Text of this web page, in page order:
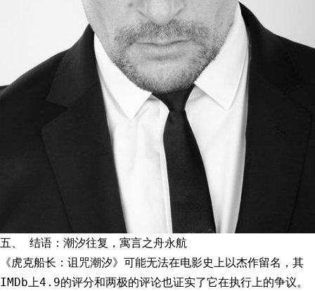
五、 结语：潮汐往复，寓言之舟永航
《虎克船长：诅咒潮汐》可能无法在电影史上以杰作留名，其
IMDb上4.9的评分和两极的评论也证实了它在执行上的争议。